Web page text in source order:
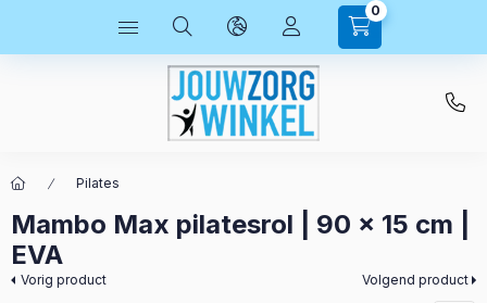
0
Pilates
Mambo Max pilatesrol | 90 x 15 cm |
EVA
Vorig product Volgend product